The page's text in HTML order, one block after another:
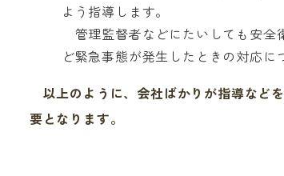
よう指導します。
管理監督者などにたいしても安全
ど緊急事態が発生したときの対応に
以上のように、会社ばかりが指導など
要となります。